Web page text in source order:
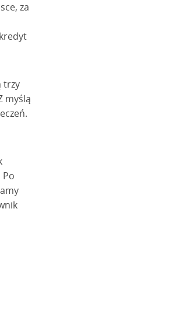
za
trzy
myślą